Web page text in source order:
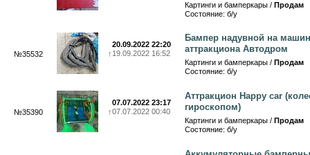
Картинги и бамперкары / Продам
Состояние: б/у
№35532
20.09.2022 22:20
↑ 19.09.2022 16:52
Бампер надувной на
аттракциона Автодром
Картинги и бамперкары / Продам
Состояние: б/у
№35390
07.07.2022 23:17
↑07.07.2022 00:40
Аттракцион Happy car
гироскопом)
Картинги и бамперкары / Продам
Состояние: б/у